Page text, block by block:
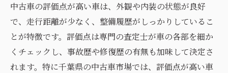
中古車の評価点が高い車は、外観や内装の状態が良好
で、走行距離が少なく、整備履歴がしっかりしているこ
とが特徴です。評価点は専門の査定士が車の各部を細か
くチェックし、事故歴や修復歴の有無も加味して決定さ
れます。特に千葉県の中古車市場では、評価点が高い車